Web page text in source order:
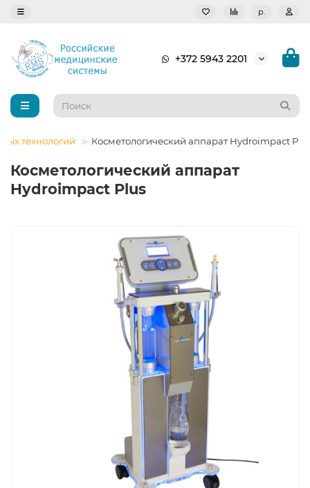
р.
+372 5943 2201
технологий Косметологический аппарат Hydroimpact
Косметологический аппарат
Hydroimpact Plus